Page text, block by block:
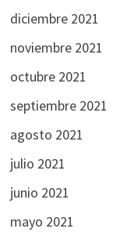
diciembre 2021
noviembre 2021
octubre 2021
septiembre 2021
agosto 2021
julio 2021
junio 2021
mayo 2021